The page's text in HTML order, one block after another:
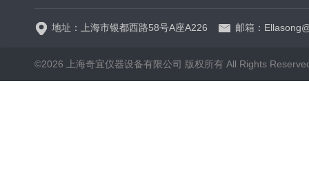
地址：上海市银都西路58号A座A226 邮箱：
©2026 上海奇宜仪器设备有限公司 版权所有 All Rights